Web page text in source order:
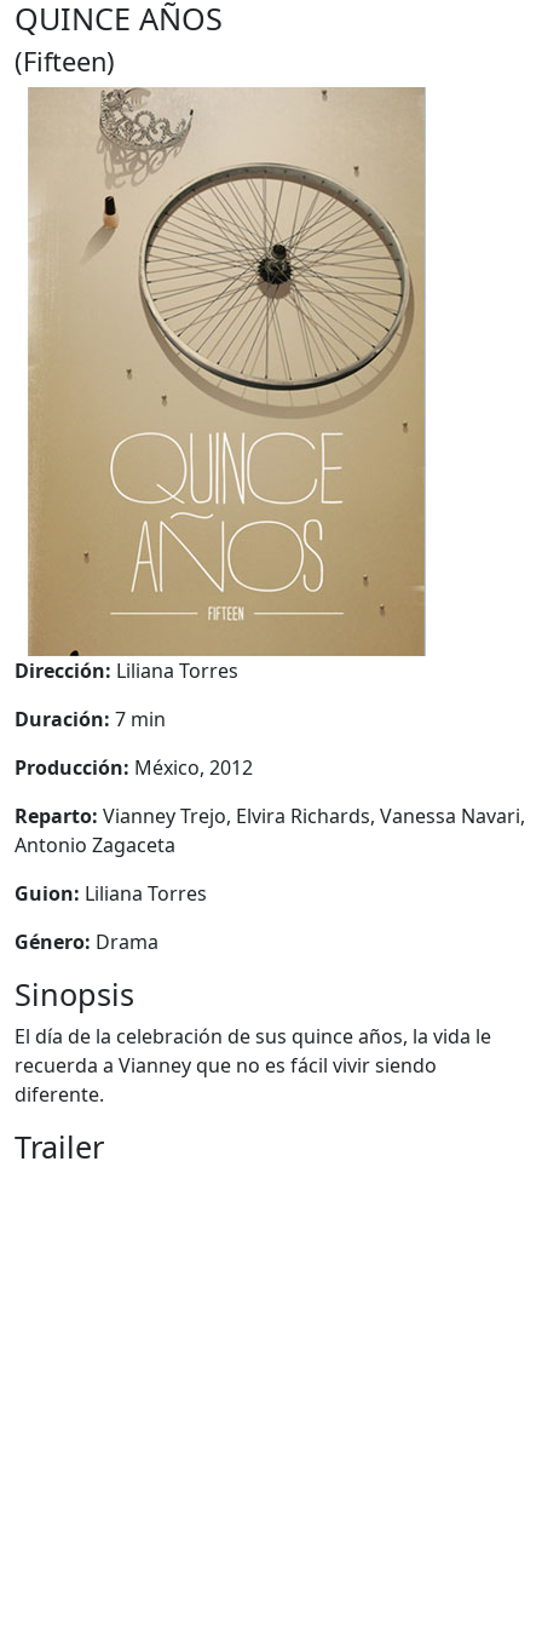
QUINCE AÑOS
(Fifteen)
Dirección: Liliana Torres
Duración: 7 min
Producción: México, 2012
Reparto: Vianney Trejo, Elvira Richards, Vanessa Navari,
Antonio Zagaceta
Guion: Liliana Torres
Género: Drama
Sinopsis
El día de la celebración de sus quince años, la vida le
recuerda a Vianney que no es fácil vivir siendo
diferente.
Trailer